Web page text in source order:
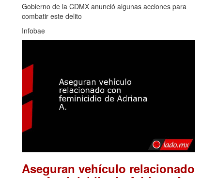
Gobierno de la CDMX anunció algunas acciones para
combatir este delito
Infobae
Aseguran vehículo relacionado